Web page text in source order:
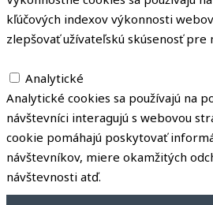
kľúčových indexov výkonnosti
zlepšovať užívateľskú skúsenosť pre
Analytické
Analytické cookies sa používajú na
návštevníci interagujú s webovou
cookie pomáhajú poskytovať
návštevníkov, miere okamžitých
návštevnosti atď.